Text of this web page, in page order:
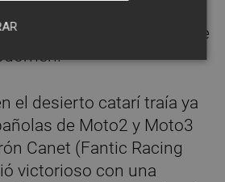
caída por la que fue
para examinar el golpe
el desierto catarí traía ya
de Moto2 y Moto3
Canet (Fantic Racing
victorioso con una